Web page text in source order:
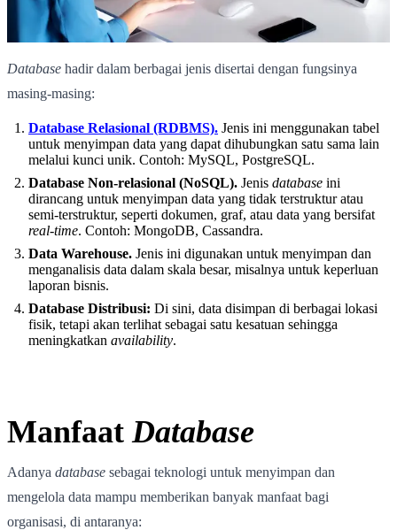
Database hadir dalam berbagai jenis disertai dengan fungsinya
masing-masing:
Database Relasional (RDBMS). Jenis ini menggunakan tabel
untuk menyimpan data yang dapat dihubungkan satu sama lain
melalui kunci unik. Contoh: MySQL, PostgreSQL.
Database Non-relasional (NoSQL). Jenis database ini
dirancang untuk menyimpan data yang tidak terstruktur atau
semi-terstruktur, seperti dokumen, graf, atau data yang bersifat
real-time. Contoh: MongoDB, Cassandra.
Data Warehouse. Jenis ini digunakan untuk menyimpan dan
menganalisis data dalam skala besar, misalnya untuk keperluan
laporan bisnis.
Database Distribusi: Di sini, data disimpan di berbagai lokasi
fisik, tetapi akan terlihat sebagai satu kesatuan sehingga
meningkatkan availability.
Manfaat Database
Adanya database sebagai teknologi untuk menyimpan dan
mengelola data mampu memberikan banyak manfaat bagi
organisasi, di antaranya: